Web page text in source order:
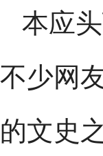
本应
不少网
的文史